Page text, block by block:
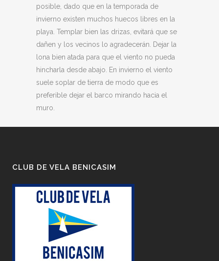
posible, dado que en la temporada de
invierno existen muchos huecos libres en la
playa. Templar bien las drizas, evitará que se
dañen y los vecinos lo agradecerán. Dejar la
lona bien atada para que el viento no pueda
hincharla desde abajo. En invierno el viento
suele soplar de tierra de modo que es
preferible dejar el barco mirando hacia el
muro.
CLUB DE VELA BENICASIM